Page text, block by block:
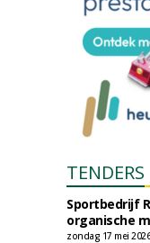
TENDERS
Sportbedrijf
organische
zondag 17 mei 2026